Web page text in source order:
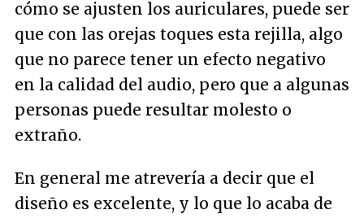
cómo se ajusten los auriculares, puede ser
que con las orejas toques esta rejilla, algo
que no parece tener un efecto negativo
en la calidad del audio, pero que a algunas
personas puede resultar molesto o
extraño.
En general me atrevería a decir que el
diseño es excelente, y lo que lo acaba de